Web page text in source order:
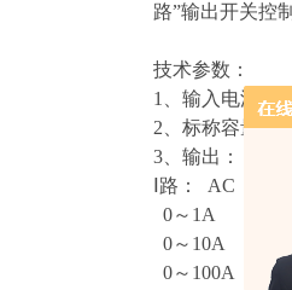
路”输出开关控
技术参数：
1、输入电源：
2、标称容量：
3、输出：（出
Ⅰ路： AC 0
0～1A （
0～10A （
0～100A （